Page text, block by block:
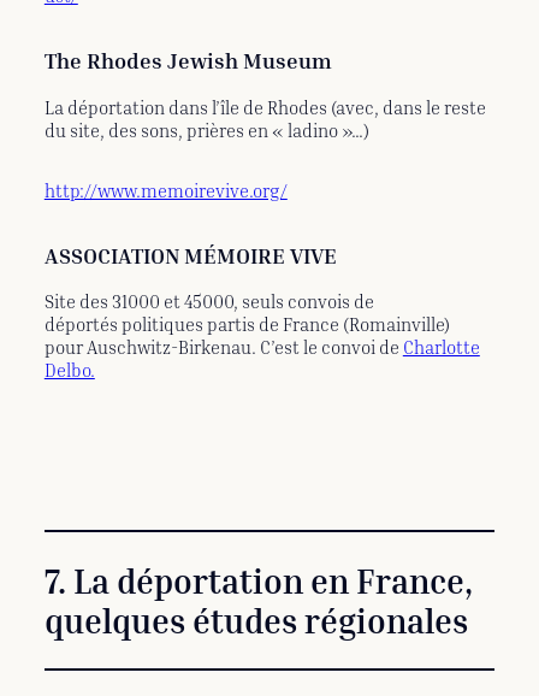
The Rhodes Jewish Museum
La déportation dans l’île de Rhodes (avec, dans le reste
du site, des sons, prières en « ladino »…)
http://www.memoirevive.org/
ASSOCIATION MÉMOIRE VIVE
Site des 31000 et 45000, seuls convois de
déportés politiques partis de France (Romainville)
pour Auschwitz-Birkenau. C’est le convoi de Charlotte
Delbo.
7. La déportation en France,
quelques études régionales